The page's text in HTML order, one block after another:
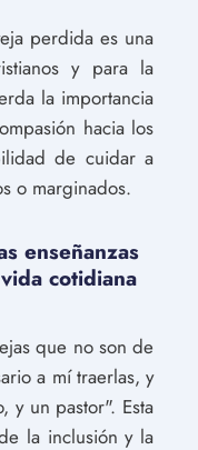
perdida es una
y para la
la importancia
hacia los
de cuidar a
o marginados.
enseñanzas
cotidiana
que no son de
a mí traerlas, y
y un pastor". Esta
la inclusión y la